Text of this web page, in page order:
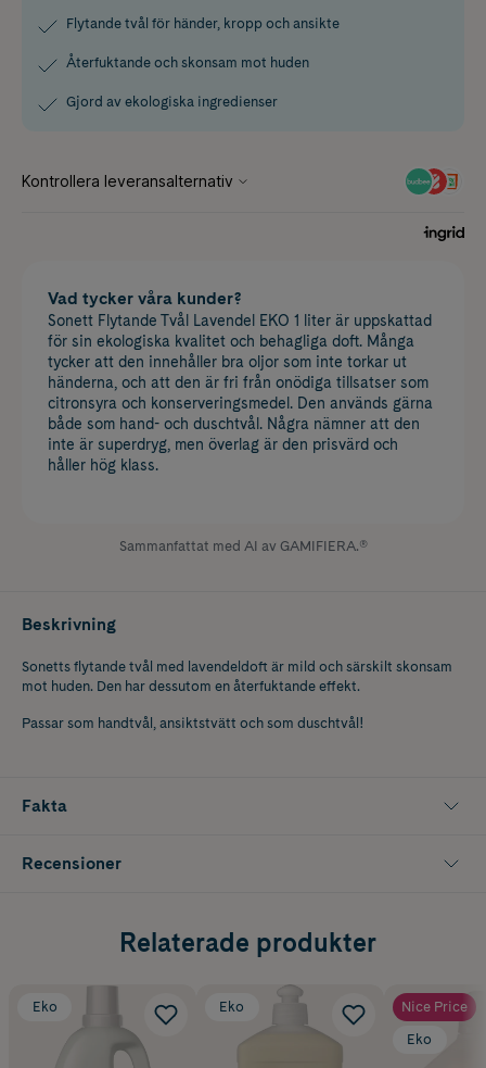
Flytande tvål för händer, kropp och ansikte
Återfuktande och skonsam mot huden
Gjord av ekologiska ingredienser
Vad tycker våra kunder?
Sonett Flytande Tvål Lavendel EKO 1 liter är uppskattad
för sin ekologiska kvalitet och behagliga doft. Många
tycker att den innehåller bra oljor som inte torkar ut
händerna, och att den är fri från onödiga tillsatser som
citronsyra och konserveringsmedel. Den används gärna
både som hand- och duschtvål. Några nämner att den
inte är superdryg, men överlag är den prisvärd och
håller hög klass.
Sammanfattat med AI av GAMIFIERA.®
Beskrivning
Sonetts flytande tvål med lavendeldoft är mild och särskilt skonsam
mot huden. Den har dessutom en återfuktande effekt.
Passar som handtvål, ansiktstvätt och som duschtvål!
Fakta
Recensioner
Relaterade produkter
Eko Eko
Nice Price
Eko